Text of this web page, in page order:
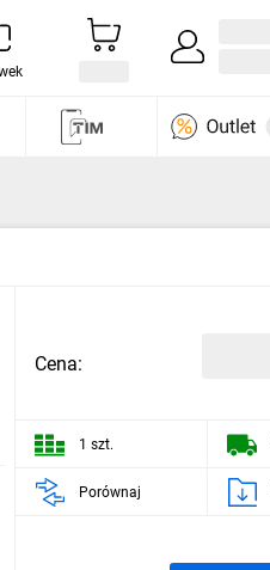
Cena:
1 szt.
Porównaj